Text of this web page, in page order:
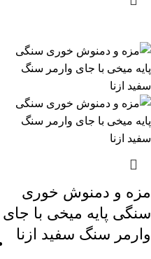
مزه و دمنوش خوری
سنگی پایه میخی با جای
وارمر سنگ سفید ازنا